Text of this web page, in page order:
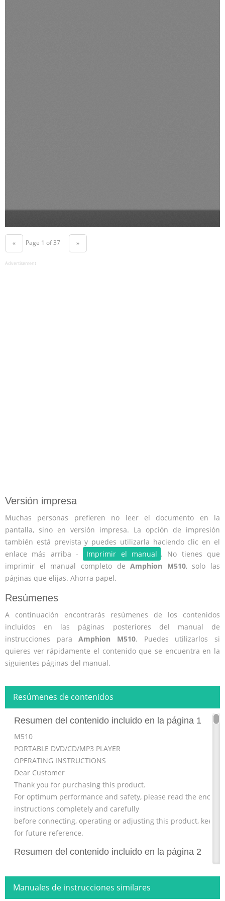
« Page 1 of 37 »
Advertisement
Versión impresa
Muchas personas prefieren no leer el documento en la
pantalla, sino en versión impresa. La opción de impresión
también está prevista y puedes utilizarla haciendo clic en el
enlace más arriba -
Imprimir el manual . No tienes que
imprimir el manual completo deAmphion M510, solo las
páginas que elijas. Ahorra papel.
Resúmenes
A continuación encontrarás resúmenes de los contenidos
incluidos en las páginas posteriores del manual de
instrucciones paraAmphion M510. Puedes utilizarlos si
quieres ver rápidamente el contenido que se encuentra en la
siguientes páginas del manual.
Resúmenes de contenidos
Resumen del contenido incluido en la página 1
M510
PORTABLE DVD/CD/MP3 PLAYER
OPERATING INSTRUCTIONS
Dear Customer
Thank you for purchasing this product.
For optimum performance and safety, please read the
instructions completely and carefully
before connecting, operating or adjusting this product, keep
for future reference.
Resumen del contenido incluido en la página 2
BEFORE USING THIS PLAYER Important! Please read the
instructions before attempting to operate the player To
shock hazard, do not expose the unit to rain or moisture.
Manuales de instrucciones similares